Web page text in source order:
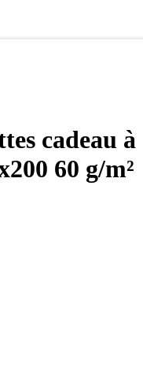
cadeau à
60 g/m²